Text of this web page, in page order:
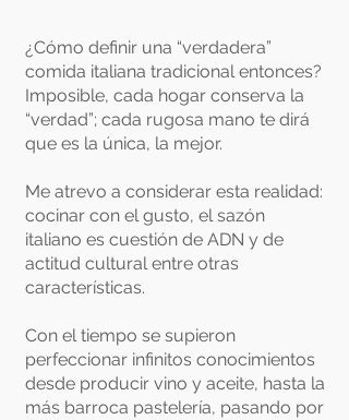
¿Cómo definir una “verdadera”
comida italiana tradicional entonces?
Imposible, cada hogar conserva la
“verdad”; cada rugosa mano te dirá
que es la única, la mejor.
Me atrevo a considerar esta realidad:
cocinar con el gusto, el sazón
italiano es cuestión de ADN y de
actitud cultural entre otras
características.
Con el tiempo se supieron
perfeccionar infinitos conocimientos
desde producir vino y aceite, hasta la
más barroca pastelería, pasando por